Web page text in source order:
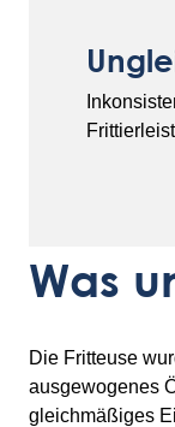
Was
Die Fritteuse
ausgewogenes
gleichmäßiges